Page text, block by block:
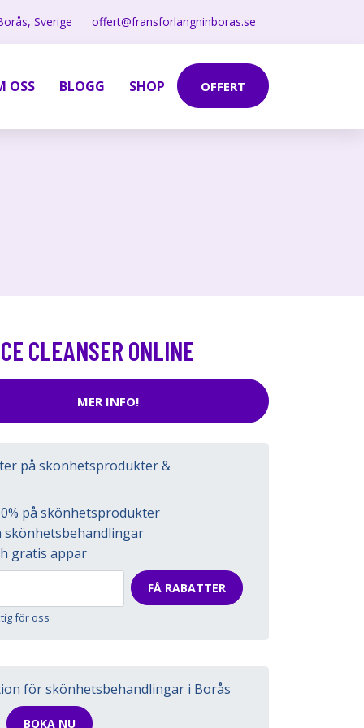
Sverige offert@fransforlangninboras.se
OSS BLOGG SHOP OFFERT
CLEANSER ONLINE
MER INFO!
på skönhetsprodukter &
på skönhetsprodukter
skönhetsbehandlingar
gratis appar
FÅ RABATTER
för oss
för skönhetsbehandlingar i Borås
BOKA NU